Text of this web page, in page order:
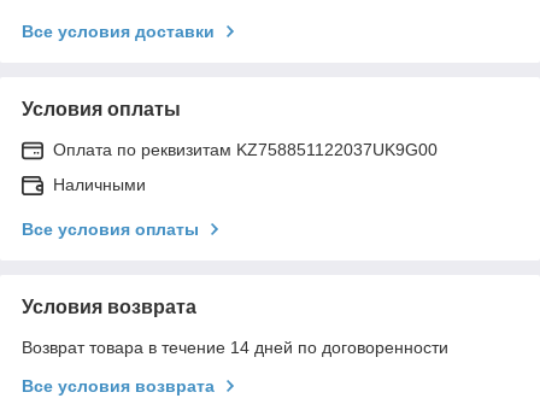
Все условия доставки
Условия оплаты
Оплата по реквизитам KZ758851122037UK9G00
Наличными
Все условия оплаты
Условия возврата
Возврат товара в течение 14 дней по договоренности
Все условия возврата